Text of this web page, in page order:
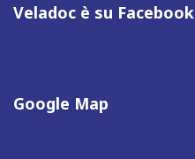
Veladoc è su Facebook
Google Map